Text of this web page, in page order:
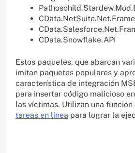
CData.Snowflake.API
Estos paquetes, que abarcan
imitan paquetes populares y
característica de integración
para insertar código malicioso
las víctimas. Utilizan una
tareas en línea para lograr la